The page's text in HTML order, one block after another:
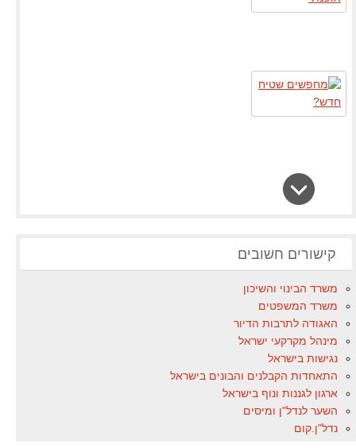
קישורים חשובים
משרד הבינוי והשיכון
משרד המשפטים
האגודה לתרבות הדיור
מינהל מקרקעי ישראל
נגישות בישראל
התאחדות הקבלנים והבונים בישראל
ארגון לגננות ונוף בישראל
השער לנדל"ן ומיסים
נדל"ן.קום